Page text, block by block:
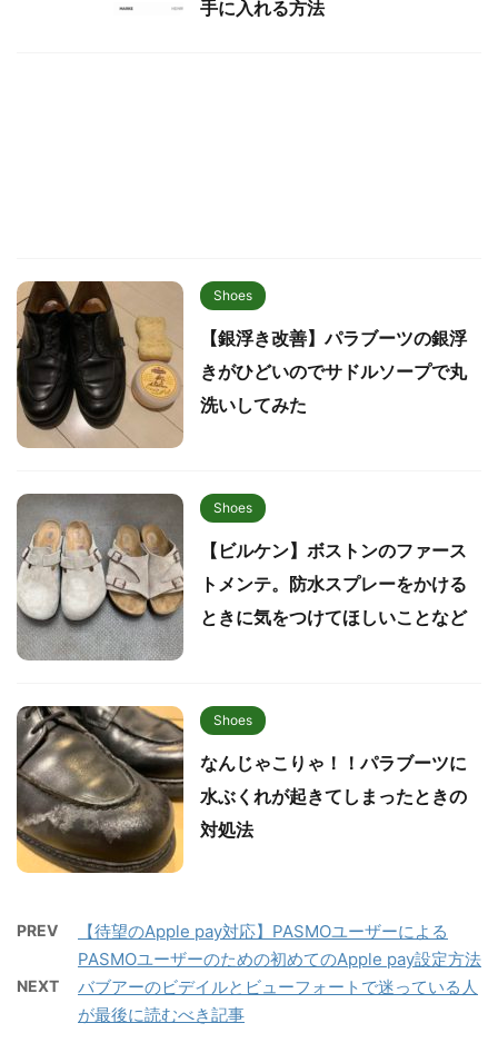
手に入れる方法
Shoes
【銀浮き改善】パラブーツの銀浮
きがひどいのでサドルソープで丸
洗いしてみた
Shoes
【ビルケン】ボストンのファース
トメンテ。防水スプレーをかける
ときに気をつけてほしいことなど
Shoes
なんじゃこりゃ！！パラブーツに
水ぶくれが起きてしまったときの
対処法
PREV
【待望のApple pay対応】PASMOユーザーによる
PASMOユーザーのための初めてのApple pay設定方法
NEXT
バブアーのビデイルとビューフォートで迷っている人
が最後に読むべき記事